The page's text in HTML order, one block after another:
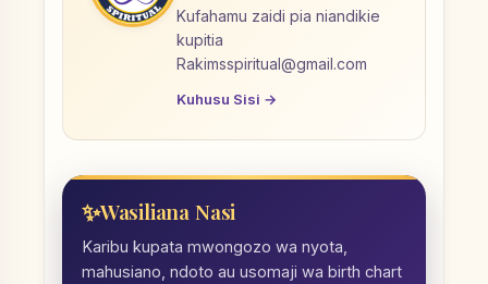
Kufahamu zaidi pia niandikie
kupitia
Rakimsspiritual@gmail.com
Kuhusu Sisi →
Wasiliana Nasi
Karibu kupata mwongozo wa nyota,
mahusiano, ndoto au usomaji wa birth chart